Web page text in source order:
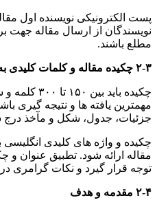
پست الکترونیکی نویسنده اول
نویسندگان از ارسال مقاله جهت
مطلع باشند.
۲-۳ چکیده مقاله و کلمات کلیدی به زبان فارسی و انگلیسی
چکیده باید
مهمترین یافته ها و نتیجه گیری
جزئیات، جدول، شکل و مآخذ درج
چکیده و واژه های کلیدی انگلیسی
مقاله ارائه شود. تطبیق عنوان و
توجه قرار گیرد و نکات گرامری
۲-۴ مقدمه و هدف